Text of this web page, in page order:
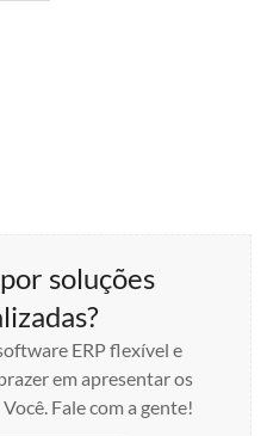
soluções
ERP flexível e
em apresentar os
Fale com a gente!